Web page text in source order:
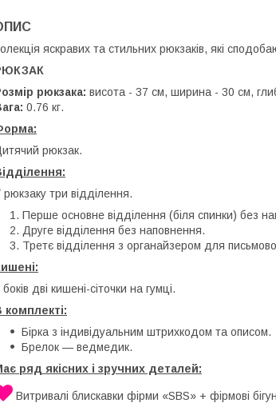
яскравих та стильних рюкзаків, які
рюкзака: висота - 37 см, ширина - 30 см,
0.76 кг.
рюкзак.
рюкзаку три відділення.
Перше основне відділення (біля спинки) без
Друге відділення без наповнення.
Третє відділення з органайзером для
дві кишені-сіточки на гумці.
комплекті:
Бірка з індивідуальним штрихкодом та описом.
Брелок — ведмедик.
ряд якісних і зручних деталей:
Витривалі блискавки фірми «SBS» + фірмові